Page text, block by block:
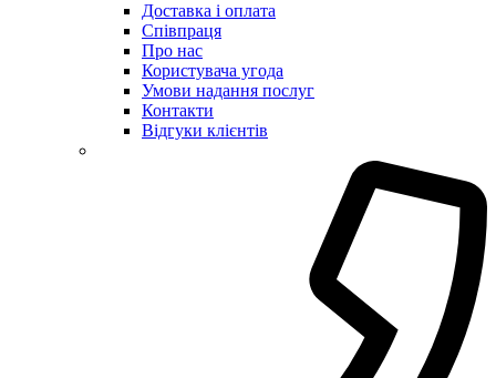
Доставка і оплата
Співпраця
Про нас
Користувача угода
Умови надання послуг
Контакти
Відгуки клієнтів